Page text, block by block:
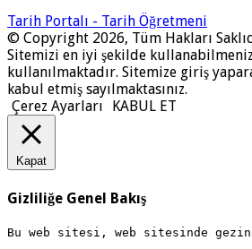
Tarih Portalı - Tarih Öğretmeni
© Copyright 2026, Tüm Hakları
Sitemizi en iyi şekilde
kullanılmaktadır. Sitemize giriş
kabul etmiş sayılmaktasınız.
Çerez Ayarları
KABUL ET
Kapat
Gizliliğe Genel Bakış
Bu web sitesi, web sitesinde